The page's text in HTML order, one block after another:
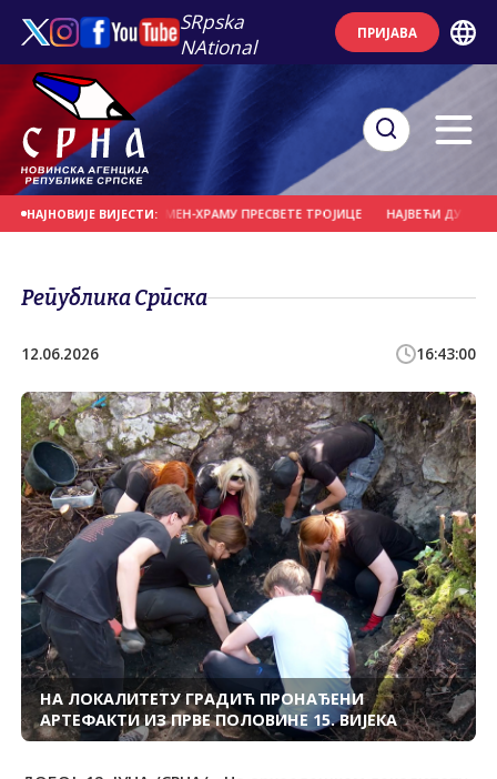
SRpska
NAtional
ПРИЈАВА
НАЈНОВИЈЕ ВИЈЕСТИ:
У СПОМЕН-ХРАМУ ПРЕСВЕТЕ ТРОЈИЦЕ НАЈВЕЋИ ДУГ ЗА ПОРЕЗ
Република Српска
12.06.2026 16:43:00
НА ЛОКАЛИТЕТУ ГРАДИЋ ПРОНАЂЕНИ
АРТЕФАКТИ ИЗ ПРВЕ ПОЛОВИНЕ 15. ВИЈЕКА